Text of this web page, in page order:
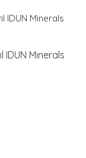
IDUN Minerals